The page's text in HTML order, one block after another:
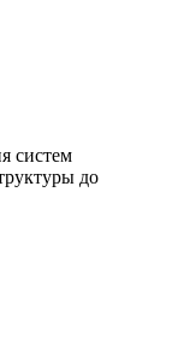
систем
до